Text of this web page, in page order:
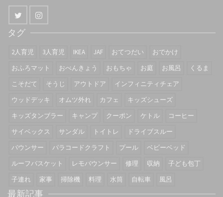
タグ
2人育児 3人育児 IKEA JAF おてつだい
おでかけ
おふろマット
おべんきょう おもちゃ お庭 お風呂
くるま
こそだて
そうじ アウトドア
インフィニティチェア
ウッドデッキ
オムツ外れ カフェ
キッズシューズ
キッズタンブラー
キャンプ クーポン ケトル
コーヒー
サイベックス
サンダル トイトレ
ドライブスルー
バウンサー
パラコードクラフト プール
ベビーベッド
ルーフバスケット
レモバウンサー 修理 収納
子ども包丁
子連れ
家事 掃除機 料理 水筒 自転車 風呂
最新記事